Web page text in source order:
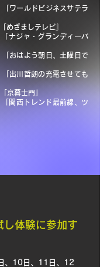
ドビジネスサテラ
ましテレビ』
ジャ・グランディーバ
う朝日、土曜日で
哲朗の充電させても
士門」
ンド最前線、ツ
し体験に参加す
、10日、11日、12